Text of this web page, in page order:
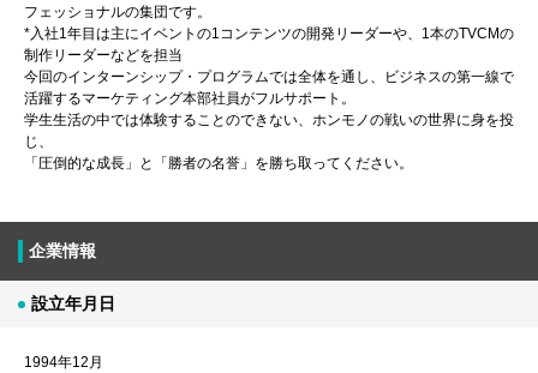
フェッショナルの集団です。
*入社1年目は主にイベントの1コンテンツの開発リーダーや、1本のTVCMの
制作リーダーなどを担当
今回のインターンシップ・プログラムでは全体を通し、ビジネスの第一線で
活躍するマーケティング本部社員がフルサポート。
学生生活の中では体験することのできない、ホンモノの戦いの世界に身を投
じ、
「圧倒的な成長」と「勝者の名誉」を勝ち取ってください。
企業情報
設立年月日
1994年12月